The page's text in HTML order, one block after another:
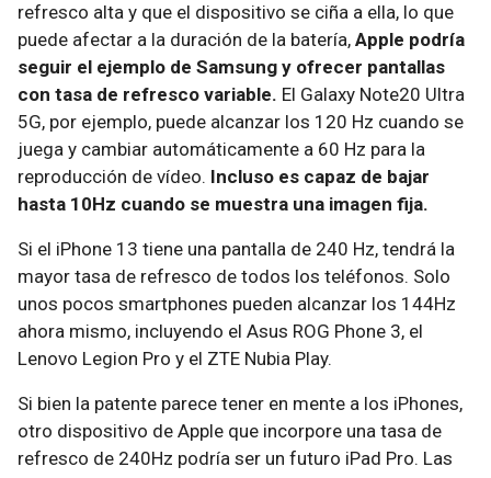
refresco alta y que el dispositivo se ciña a ella, lo que
puede afectar a la duración de la batería, Apple podría
seguir el ejemplo de Samsung y ofrecer pantallas
con tasa de refresco variable. El Galaxy Note20 Ultra
5G, por ejemplo, puede alcanzar los 120 Hz cuando se
juega y cambiar automáticamente a 60 Hz para la
reproducción de vídeo. Incluso es capaz de bajar
hasta 10Hz cuando se muestra una imagen fija.
Si el iPhone 13 tiene una pantalla de 240 Hz, tendrá la
mayor tasa de refresco de todos los teléfonos. Solo
unos pocos smartphones pueden alcanzar los 144Hz
ahora mismo, incluyendo el Asus ROG Phone 3, el
Lenovo Legion Pro y el ZTE Nubia Play.
Si bien la patente parece tener en mente a los iPhones,
otro dispositivo de Apple que incorpore una tasa de
refresco de 240Hz podría ser un futuro iPad Pro. Las